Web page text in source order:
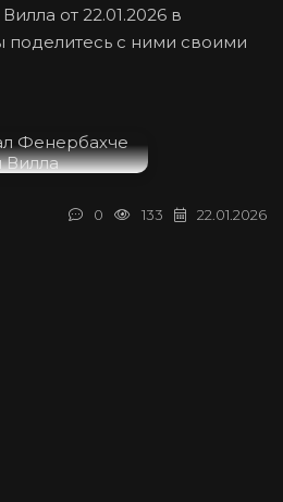
от 22.01.2026 в
с ними своими
22.01.2026
133
0